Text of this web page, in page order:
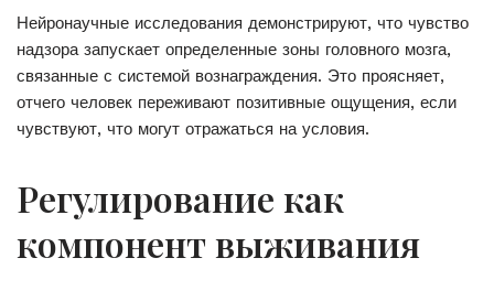
Нейронаучные исследования демонстрируют, что чувство
надзора запускает определенные зоны головного мозга,
связанные с системой вознаграждения. Это проясняет,
отчего человек переживают позитивные ощущения, если
чувствуют, что могут отражаться на условия.
Регулирование как
компонент выживания